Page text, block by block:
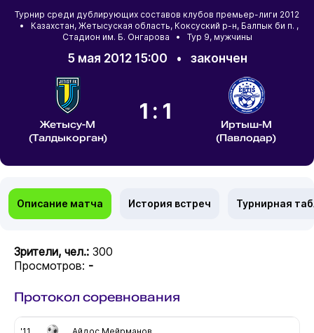
Турнир среди дублирующих составов клубов премьер-лиги 2012
• Казахстан, Жетысуская область, Коксуский р-н, Балпык би п. ,
Cтадион им. Б. Онгарова • Тур 9, мужчины
5 мая 2012 15:00 • закончен
Жетысу-М
(Талдыкорган)
1:1
Иртыш-М
(Павлодар)
Описание матча История встреч Турнирная
Зрители, чел.: 300
Просмотров: -
Протокол соревнования